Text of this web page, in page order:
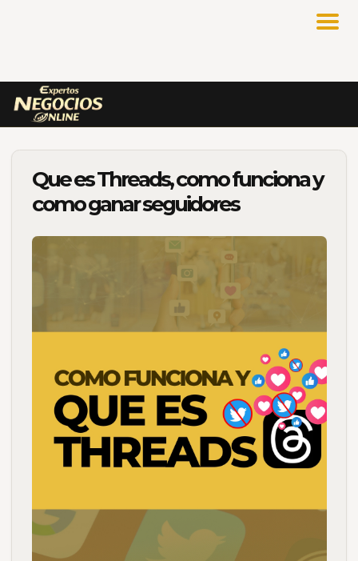
Que es Threads, como funciona y
como ganar seguidores